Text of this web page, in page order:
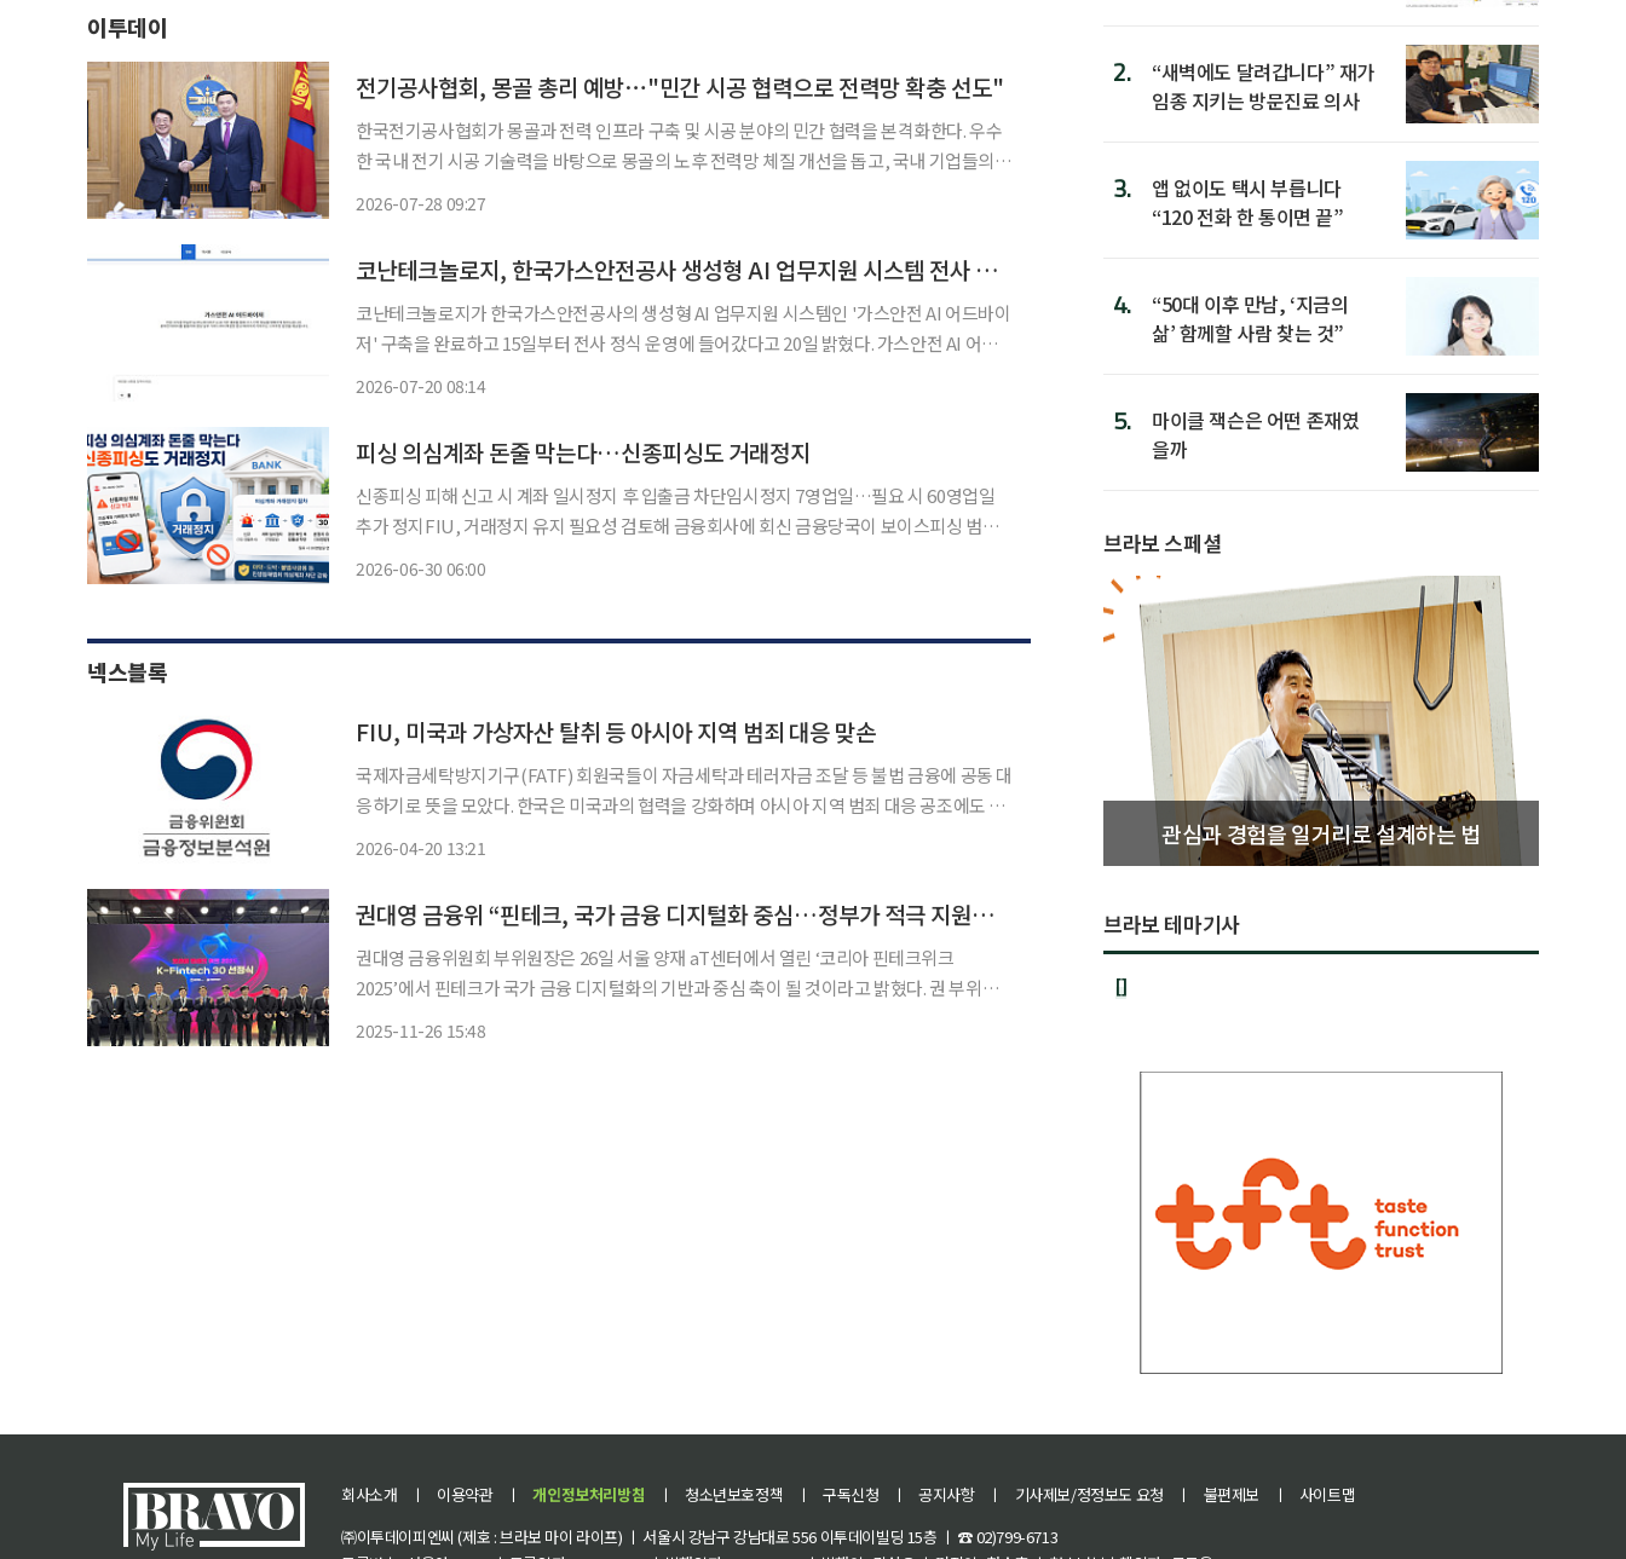
이투데이
전기공사협회, 몽골 총리 예방⋯"민간 시공 협력으로 전력망 확충 선도"
한국전기공사협회가 몽골과 전력 인프라 구축 및 시공 분야의 민간 협력을 본격화한다. 우수
한 국내 전기 시공 기술력을 바탕으로 몽골의 노후 전력망 체질 개선을 돕고, 국내 기업들의
2026-07-28 09:27
코난테크놀로지, 한국가스안전공사 생성형 AI 업무지원 시스템 전사 운영
코난테크놀로지가 한국가스안전공사의 생성형 AI 업무지원 시스템인 '가스안전 AI 어드바이
저' 구축을 완료하고 15일부터 전사 정식 운영에 들어갔다고 20일 밝혔다. 가스안전 AI 어드
2026-07-20 08:14
피싱 의심계좌 돈줄 막는다…신종피싱도 거래정지
신종피싱 피해 신고 시 계좌 일시정지 후 입출금 차단임시정지 7영업일…필요 시 60영업일
추가 정지FIU, 거래정지 유지 필요성 검토해 금융회사에 회신 금융당국이 보이스피싱 범주
2026-06-30 06:00
넥스블록
FIU, 미국과 가상자산 탈취 등 아시아 지역 범죄 대응 맞손
국제자금세탁방지기구(FATF) 회원국들이 자금세탁과 테러자금 조달 등 불법 금융에 공동 대
응하기로 뜻을 모았다. 한국은 미국과의 협력을 강화하며 아시아 지역 범죄 대응 공조에도 나
2026-04-20 13:21
권대영 금융위 “핀테크, 국가 금융 디지털화 중심…정부가 적극 지원할 것”
권대영 금융위원회 부위원장은 26일 서울 양재 aT센터에서 열린 ‘코리아 핀테크위크
2025’에서 핀테크가 국가 금융 디지털화의 기반과 중심 축이 될 것이라고 밝혔다. 권 부위원
2025-11-26 15:48
2.
“새벽에도 달려갑니다” 재가
임종 지키는 방문진료 의사
3.
앱 없이도 택시 부릅니다
“120 전화 한 통이면 끝”
4.
“50대 이후 만남, ‘지금의
삶’ 함께할 사람 찾는 것”
5.
마이클 잭슨은 어떤 존재였
을까
브라보 스페셜
관심과 경험을 일거리로 설계하는 법
브라보 테마기사
[]
회사소개 ㅣ 이용약관 ㅣ 개인정보처리방침 ㅣ 청소년보호정책 ㅣ 구독신청 ㅣ 공지사항 ㅣ 기사제보/정정보도 요청 ㅣ 불편제보 ㅣ
사이트맵
㈜이투데이피엔씨 (제호 : 브라보 마이 라이프) ㅣ 서울시 강남구 강남대로 556 이투데이빌딩 15층 ㅣ ☎ 02)799-6713